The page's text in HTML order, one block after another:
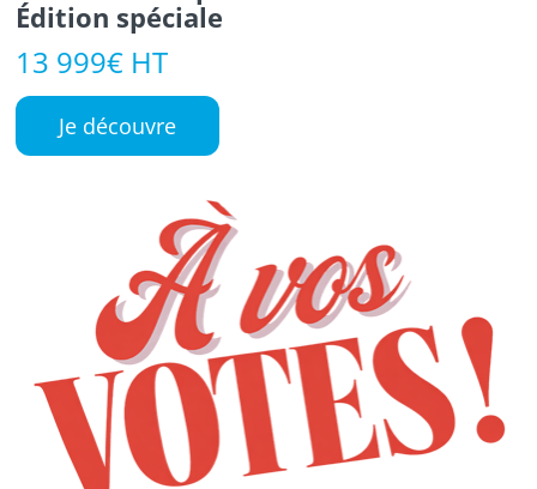
Édition spéciale
13 999€ HT
Je découvre